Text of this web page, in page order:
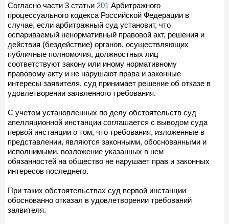
Согласно части 3 статьи 201 Арбитражного
процессуального кодекса Российской Федерации в
случае, если арбитражный суд установит, что
оспариваемый ненормативный правовой акт, решения и
действия (бездействие) органов, осуществляющих
публичные полномочия, должностных лиц
соответствуют закону или иному нормативному
правовому акту и не нарушают права и законные
интересы заявителя, суд принимает решение об отказе в
удовлетворении заявленного требования.
С учетом установленных по делу обстоятельств суд
апелляционной инстанции соглашается с выводом суда
первой инстанции о том, что требования, изложенные в
представлении, являются законными, обоснованными и
исполнимыми, возложение указанных в нем
обязанностей на общество не нарушает прав и законных
интересов последнего.
При таких обстоятельствах суд первой инстанции
обоснованно отказал в удовлетворении требований
заявителя.